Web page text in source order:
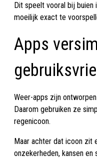
Dit speelt vooral bij buien
moeilijk exact te
Apps
Weer-apps zijn
Daarom gebruiken ze
regenicoon.
Maar achter dat icoon zit
onzekerheden, kansen en